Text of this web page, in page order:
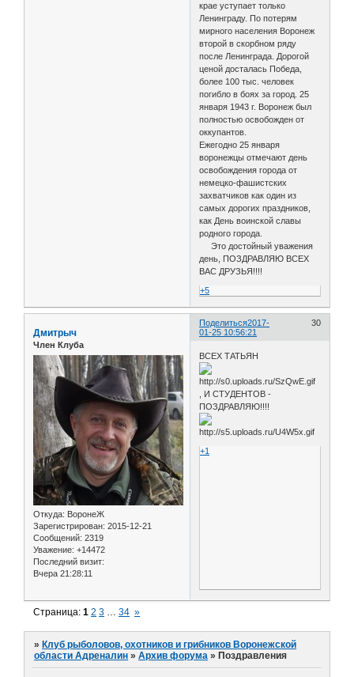
крае уступает только
Ленинграду. По потерям
мирного населения Воронеж
второй в скорбном ряду
после Ленинграда. Дорогой
ценой досталась Победа,
более 100 тыс. человек
погибло в боях за город. 25
января 1943 г. Воронеж был
полностью освобожден от
оккупантов.
Ежегодно 25 января
воронежцы отмечают день
освобождения города от
немецко-фашистских
захватчиков как один из
самых дорогих праздников,
как День воинской славы
родного города.
Это достойный уважения
день, ПОЗДРАВЛЯЮ ВСЕХ
ВАС ДРУЗЬЯ!!!!
+5
Поделиться 30
2017-
01-25 10:56:21
Дмитрыч
Член Клуба
Откуда: ВоронеЖ
Зарегистрирован: 2015-12-21
Сообщений: 2319
Уважение: +14472
Последний визит:
Вчера 21:28:11
ВСЕХ ТАТЬЯН
, И СТУДЕНТОВ -
ПОЗДРАВЛЯЮ!!!!
+1
Страница:1 2 3 34 »
» Клуб рыболовов, охотников и грибников Воронежской
области Адреналин »Архив форума » Поздравления